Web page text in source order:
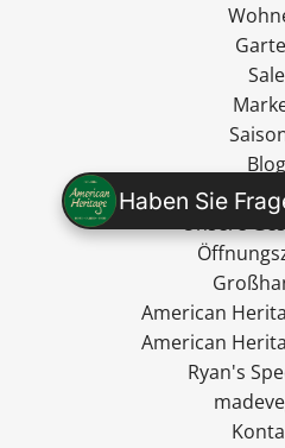
Haben Sie
Sale
Blog
Unsere
American
American
Ryan's